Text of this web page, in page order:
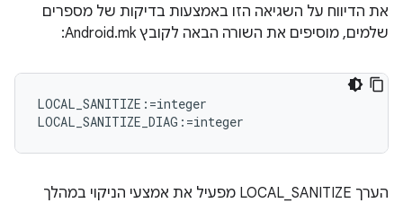
את הדיווח על השגיאה הזו באמצעות בדיקות של מספרים
שלמים, מוסיפים את השורה הבאה לקובץ Android.mk:
LOCAL_SANITIZE:=integer
הערך LOCAL_SANITIZE מפעיל את אמצעי הניקוי במהלך